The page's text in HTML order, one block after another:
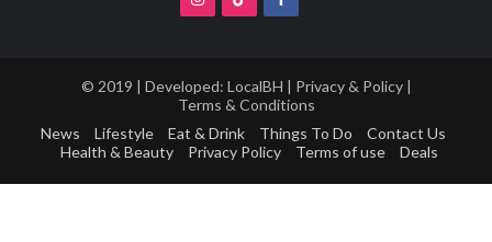
© 2019 | Developed: LocalBH | Privacy & Policy|
Terms & Conditions
News
Lifestyle Eat & Drink Things To Do
Contact Us
Health & Beauty
Privacy Policy Terms of use Deals